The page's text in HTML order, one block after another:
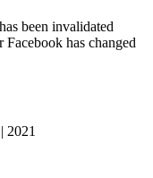
been invalidated
Facebook has changed
| 2021